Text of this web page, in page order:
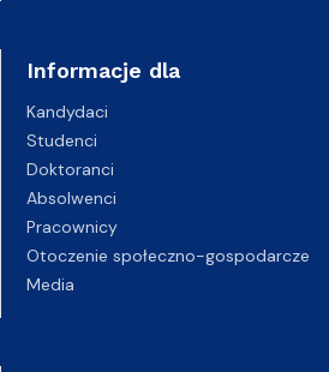
Informacje dla
Kandydaci
Studenci
Doktoranci
Absolwenci
Pracownicy
Otoczenie społeczno-gospodarcze
Media